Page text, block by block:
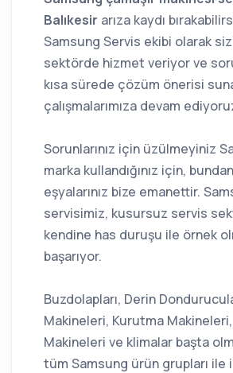
Balıkesir arıza kaydı
Samsung Servis ekibi olarak
sektörde hizmet veriyor ve
kısa sürede çözüm önerisi
çalışmalarımıza devam
Sorunlarınız için üzülmeyiniz
marka kullandığınız için,
eşyalarınız bize emanettir.
servisimiz, kusursuz servis
kendine has duruşu ile örnek
başarıyor.
Buzdolapları, Derin
Makineleri, Kurutma Makineleri,
Makineleri ve klimalar başta
tüm Samsung ürün grupları ile